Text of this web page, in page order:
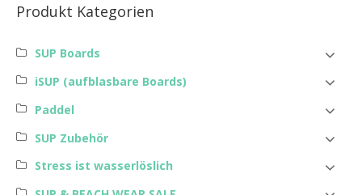
Produkt Kategorien
SUP Boards
iSUP (aufblasbare Boards)
Paddel
SUP Zubehör
Stress ist wasserlöslich